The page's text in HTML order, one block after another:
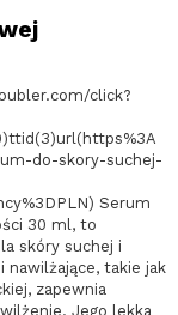
click?
do-skory-suchej-
Serum
30 ml, to
skóry suchej i
nawilżające, takie jak
zapewnia
Jego lekka